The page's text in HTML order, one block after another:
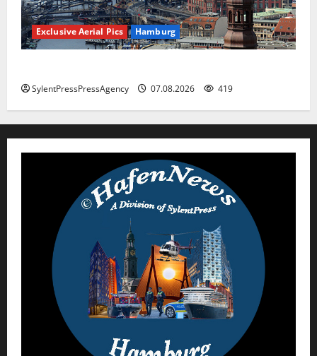
Exclusive Aerial Pics Hamburg
SylentPressPressAgency 07.08.2026 419